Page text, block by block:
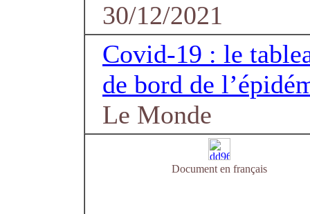
30/12/2021
Covid-19 : le
de bord de
Le Monde
Document en français